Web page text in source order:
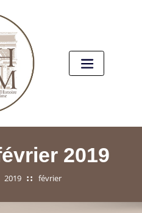
2019
2019 février